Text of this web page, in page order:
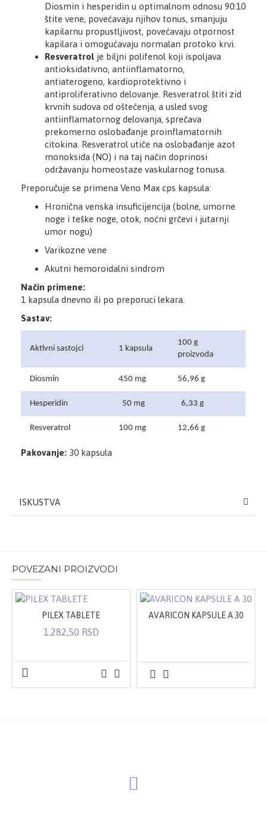
Diosmin i hesperidin u optimalnom odnosu 90:10
štite vene, povećavaju njihov tonus, smanjuju
kapilarnu propustljivost, povećavaju otpornost
kapilara i omogućavaju normalan protoko krvi.
Resveratrol je biljni polifenol koji ispoljava
antioksidativno, antiinflamatorno,
antiaterogeno, kardioprotektivno i
antiproliferativno delovanje. Resveratrol štiti zid
krvnih sudova od oštećenja, a usled svog
antiinflamatornog delovanja, sprečava
prekomerno oslobađanje proinflamatornih
citokina. Resveratrol utiče na oslobađanje azot
monoksida (NO) i na taj način doprinosi
održavanju homeostaze vaskularnog tonusa.
Preporučuje se primena Veno Max cps kapsula:
Hronična venska insuficijencija (bolne, umorne
noge i teške noge, otok, noćni grčevi i jutarnji
umor nogu)
Varikozne vene
Akutni hemoroidalni sindrom
Način primene:
1 kapsula dnevno ili po preporuci lekara.
Sastav:
Aktivni sastojci 1 kapsula
100 g
proizvoda
Diosmin 450 mg 56,96 g
Hesperidin 50 mg 6,33 g
Resveratrol 100 mg 12,66 g
Pakovanje: 30 kapsula
ISKUSTVA
POVEZANI PROIZVODI
PILEX TABLETE
1.282,50 RSD
AVARICON KAPSULE A 30